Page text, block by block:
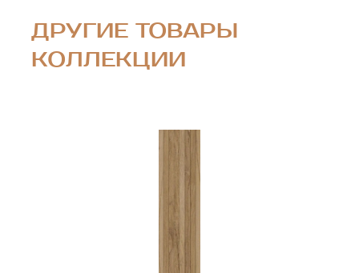
ДРУГИЕ ТОВАРЫ
КОЛЛЕКЦИИ